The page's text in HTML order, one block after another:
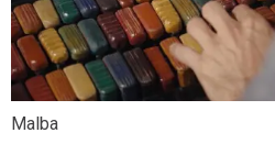
Malba